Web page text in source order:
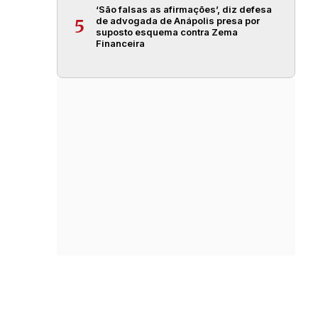
5
‘São falsas as afirmações’, diz defesa
de advogada de Anápolis presa por
suposto esquema contra Zema
Financeira